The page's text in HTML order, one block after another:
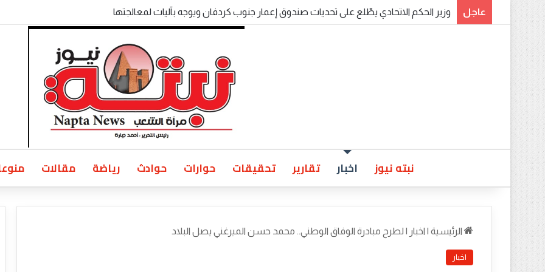
عاجل ​برئاسة وزير الحكم الاتحادي.. اجتماع موسع لولاة الولايات بالخرطوم يناقش المتأخرات المالية وملفات الأمن والتنمية
نبته نيوز اخبار تقارير تحقيقات حوارات حوادث رياضة مقالات
الرئيسية | اخبار | لطرح مبادرة الوفاق الوطني.. محمد حسن الميرغني يصل البلاد
اخبار